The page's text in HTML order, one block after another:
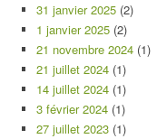
31 janvier 2025 (2)
1 janvier 2025 (2)
21 novembre 2024 (1)
21 juillet 2024 (1)
14 juillet 2024 (1)
3 février 2024 (1)
27 juillet 2023 (1)